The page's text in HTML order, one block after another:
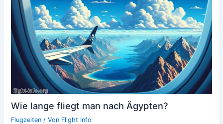
Wie lange fliegt man nach Ägypten?
Flugzeiten / Von Flight Info